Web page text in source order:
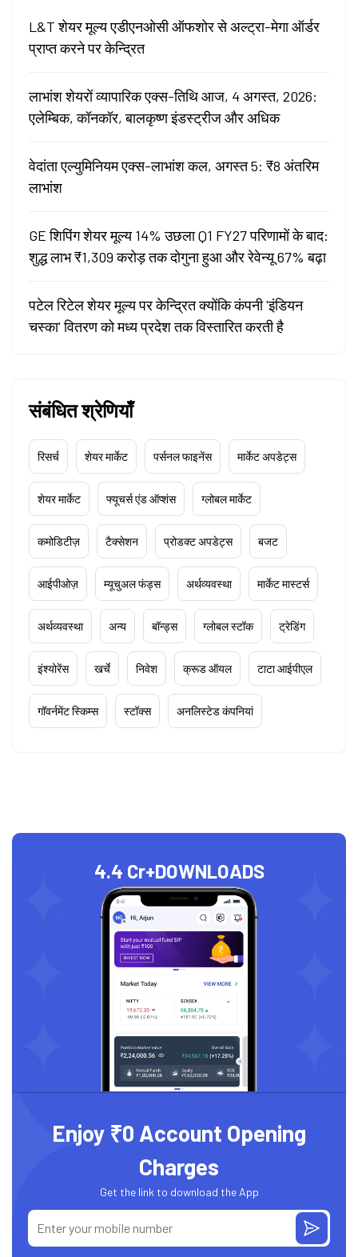
L&T शेयर मूल्य एडीएनओसी ऑफशोर से अल्ट्रा-मेगा ऑर्डर
प्राप्त करने पर केन्द्रित
लाभांश शेयरों व्यापारिक एक्स-तिथि आज, 4 अगस्त, 2026:
एलेम्बिक, कॉनकॉर, बालकृष्ण इंडस्ट्रीज और अधिक
वेदांता एल्युमिनियम एक्स-लाभांश कल, अगस्त 5: ₹8 अंतरिम
लाभांश
GE शिपिंग शेयर मूल्य 14% उछला Q1 FY27 परिणामों के बाद:
शुद्ध लाभ ₹1,309 करोड़ तक दोगुना हुआ और रेवेन्यू 67% बढ़ा
पटेल रिटेल शेयर मूल्य पर केन्द्रित क्योंकि कंपनी 'इंडियन
चस्का' वितरण को मध्य प्रदेश तक विस्तारित करती है
संबंधित श्रेणियाँ
रिसर्च शेयर मार्केट पर्सनल फाइनेंस मार्केट अपडेट्स
शेयर मार्केट फ्यूचर्स एंड ऑप्शंस ग्लोबल मार्केट
कमोडिटीज़ टैक्सेशन प्रोडक्ट अपडेट्स बजट
आईपीओज़ म्यूचुअल फंड्स अर्थव्यवस्था मार्केट मास्टर्स
अर्थव्यवस्था अन्य बॉन्ड्स ग्लोबल स्टॉक ट्रेडिंग
इंश्योरेंस खर्चे निवेश क्रूड ऑयल टाटा आईपीएल
गॉवर्नमेंट स्किम्स स्टॉक्स अनलिस्टेड कंपनियां
4.4 Cr+DOWNLOADS
Enjoy ₹0 Account Opening
Charges
Get the link to download the App